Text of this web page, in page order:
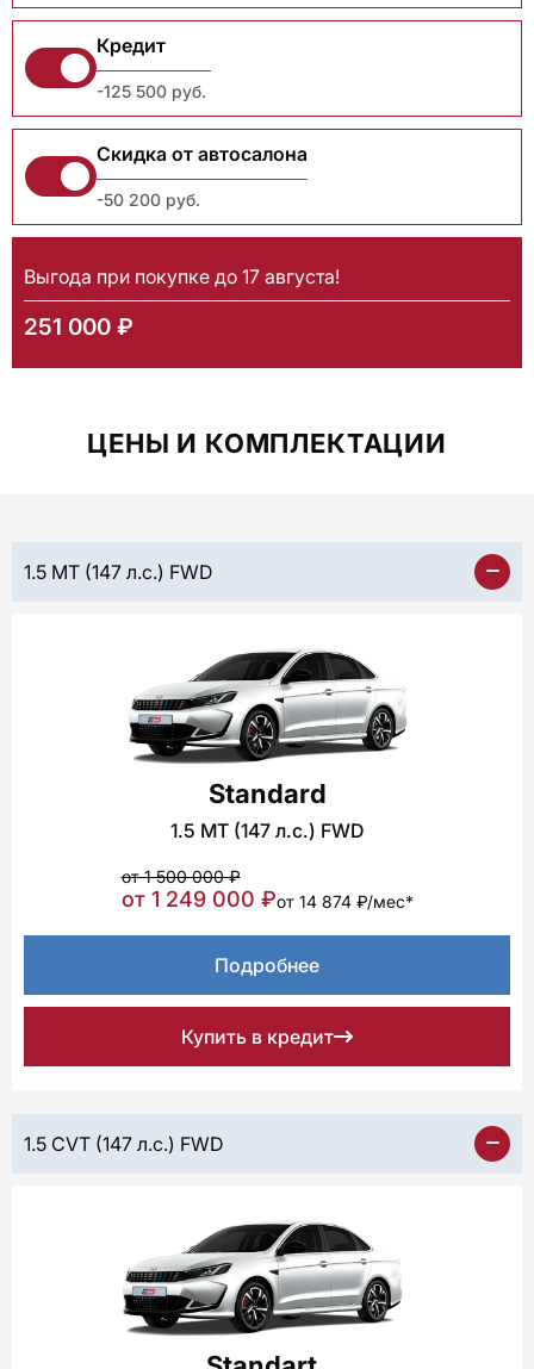
Кредит
-125 500 руб.
Скидка от автосалона
-50 200 руб.
Выгода при покупке до 17 августа!
251 000 ₽
ЦЕНЫ И КОМПЛЕКТАЦИИ
1.5 MT (147 л.с.) FWD
Standard
1.5 MT (147 л.с.) FWD
от 1 500 000 ₽
от 1 249 000 ₽от 14 874 ₽/мес*
Подробнее
Купить в кредит
1.5 CVT (147 л.с.) FWD